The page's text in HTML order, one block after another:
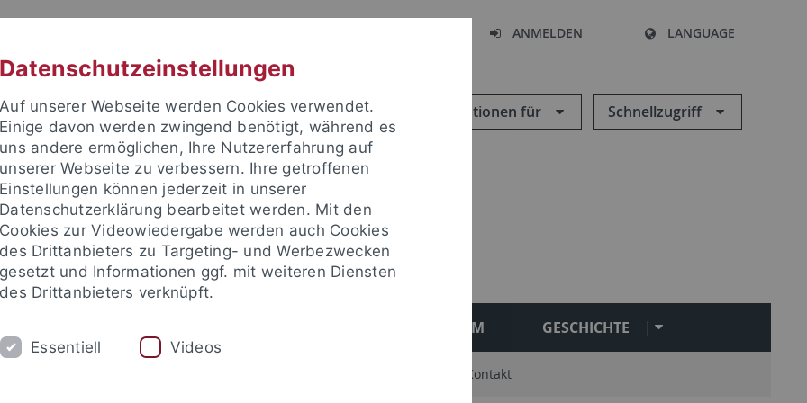
ANMELDEN LANGUAGE
Informationen für Schnellzugriff
Astrophysik
STUDIUM GESCHICHTE
Kontakt
Datenschutzeinstellungen
Auf unserer Webseite werden Cookies verwendet.
Einige davon werden zwingend benötigt, während es
uns andere ermöglichen, Ihre Nutzererfahrung auf
unserer Webseite zu verbessern. Ihre getroffenen
Einstellungen können jederzeit in unserer
Datenschutzerklärung bearbeitet werden. Mit den
Cookies zur Videowiedergabe werden auch Cookies
des Drittanbieters zu Targeting- und Werbezwecken
gesetzt und Informationen ggf. mit weiteren Diensten
des Drittanbieters verknüpft.
Essentiell Videos